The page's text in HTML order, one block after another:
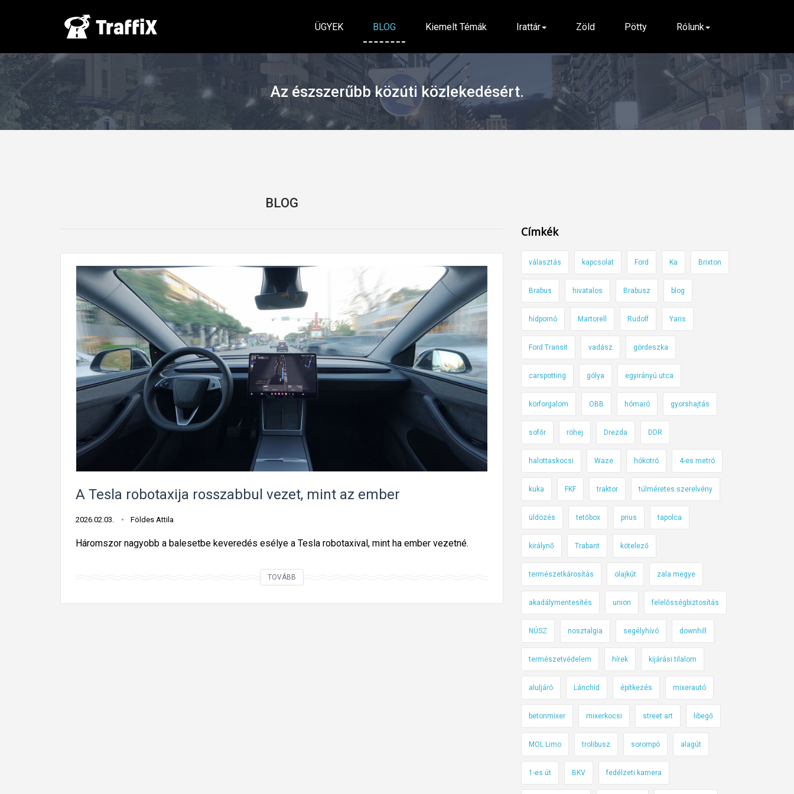
ÜGYEK BLOG Kiemelt Témák Irattár Zöld Pötty Rólunk
Az észszerűbb közúti közlekedésért.
BLOG
A Tesla robotaxija rosszabbul vezet, mint az ember
2026.02.03. Földes Attila
Háromszor nagyobb a balesetbe keveredés esélye a Tesla robotaxival, mint ha ember vezetné.
TOVÁBB
e
Címkék
választás kapcsolat Ford Ka Brixton
Brabus hivatalos Brabusz blog
hídpornó Martorell Rudolf Yaris
Ford Transit vadász gördeszka
carspotting gólya egyirányú utca
körforgalom OBB hómaró gyorshajtás
sofőr röhej Drezda DDR
halottaskocsi Waze hókotró 4-es metró
kuka FKF traktor túlméretes szerelvény
üldözés tetőbox prius tapolca
királynő Trabant kötelező
természetkárosítás olajkút zala megye
akadálymentesítés union felelősségbiztosítás
NÚSZ nosztalgia segélyhívó downhill
természetvédelem hírek kijárási tilalom
aluljáró Lánchíd építkezés mixerautó
betonmixer mixerkocsi street art libegő
MOL Limo trolibusz sorompó alagút
1-es út BKV fedélzeti kamera